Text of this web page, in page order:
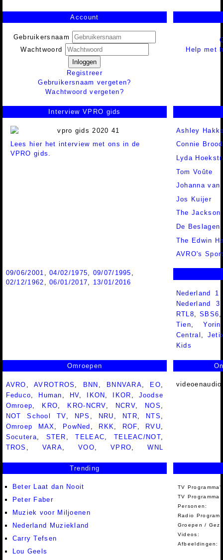
Account
Gebruikersnaam
Wachtwoord
Inloggen
Registreer
Gebruikersnaam vergeten?
Wachtwoord vergeten?
Help met
Interview VPRO gids
Lees hier het interview met ons in de
VPRO gids.
Ashley
Connie Brood
Lyda
Tom Voûte
Johanna van
Jos Kuijer
The Jackson
De Beslagen
The Edwin
AVRO's
09/06/2001 ,04/02/1975, 09/07/1995 ,
02/12/1962 ,06/01/2017, 13/01/2016
Nederland
Nederland
RTL8 ,SBS6
Tien ,Yorin
Central
Kids
Omroepen
AVRO ,AVROTROS , BNN , BNNVARA, EO,
Feduco, Human , HV, IKON , IKOR , Joodse
Omroep, KRO, KRO-NCRV, NCRV, NOS ,
NOT School TV, NPS , NRU , NTR, NTS ,
Omroep MAX, PowNed , RKK, ROF, RVU,
Socutera, STER ,TELEAC, TELEAC/NOT,
TROS , VARA,VOO,VPRO,WNL
Trending
Beter Laat dan Nooit
Peter Faber
Muziek voor Miljoenen
Nederland Muziekland
Carry Tefsen
Lou Geels
TV
TV Programma
Personen:
Radio
Groepen /
Videos:
Afbeeldingen: